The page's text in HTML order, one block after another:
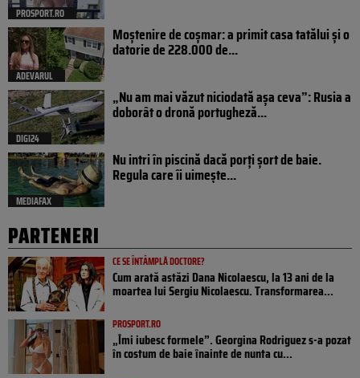
PROSPORT.RO
ADEVARUL
Moștenire de coșmar: a primit casa tatălui și o
datorie de 228.000 de...
DIGI24
„Nu am mai văzut niciodată așa ceva”: Rusia a
doborât o dronă portugheză...
MEDIAFAX
Nu intri în piscină dacă porți șort de baie.
Regula care îi uimește...
PARTENERI
CE SE ÎNTÂMPLĂ DOCTORE?
Cum arată astăzi Dana Nicolaescu, la 13 ani de la
moartea lui Sergiu Nicolaescu. Transformarea...
PROSPORT.RO
„Îmi iubesc formele”. Georgina Rodriguez s-a pozat
în costum de baie înainte de nunta cu...